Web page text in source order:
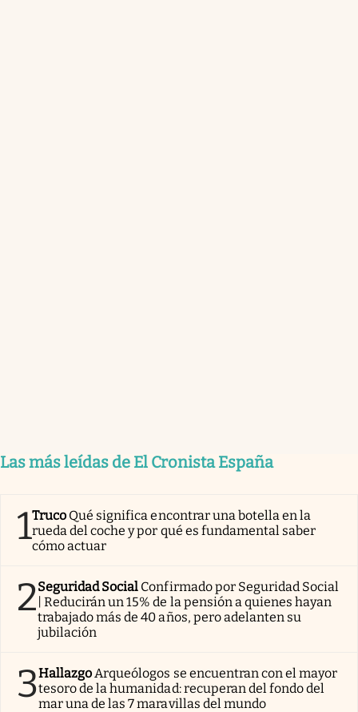
Las más leídas de El Cronista España
1Truco Qué significa encontrar una botella en la
rueda del coche y por qué es fundamental saber
cómo actuar
2Seguridad Social Confirmado por Seguridad Social
| Reducirán un 15% de la pensión a quienes hayan
trabajado más de 40 años, pero adelanten su
jubilación
3Hallazgo Arqueólogos se encuentran con el mayor
tesoro de la humanidad: recuperan del fondo del
mar una de las 7 maravillas del mundo